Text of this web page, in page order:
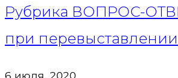
Рубрика ВОПРОС-
при перевыставлении
6 июля, 2020